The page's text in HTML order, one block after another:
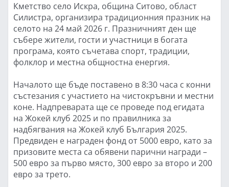
Кметство село Искра, община Ситово, област
Силистра, организира традиционния празник на
селото на 24 май 2026 г. Празничният ден ще
събере жители, гости и участници в богата
програма, която съчетава спорт, традиции,
фолклор и местна общностна енергия.
Началото ще бъде поставено в 8:30 часа с конни
състезания с участието на чистокръвни и местни
коне. Надпреварата ще се проведе под егидата
на Жокей клуб 2025 и по правилника за
надбягвания на Жокей клуб България 2025.
Предвиден е награден фонд от 5000 евро, като за
призовите места са обявени парични награди –
500 евро за първо място, 300 евро за второ и 200
евро за трето.